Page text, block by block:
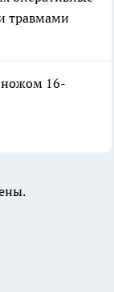
травмами
ножом 16-